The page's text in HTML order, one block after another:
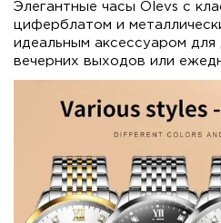
Элегантные часы Olevs с
циферблатом и
идеальным аксессуаром для
вечерних выходов или